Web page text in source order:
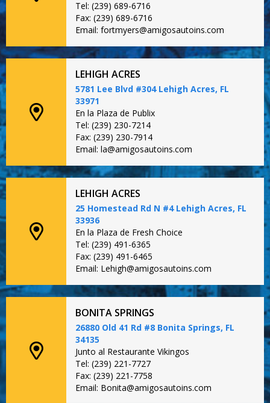
Tel: (239) 689-6716
Fax: (239) 689-6716
Email: fortmyers@amigosautoins.com
LEHIGH ACRES
5781 Lee Blvd #304 Lehigh Acres, FL
33971
En la Plaza de Publix
Tel: (239) 230-7214
Fax: (239) 230-7914
Email: la@amigosautoins.com
LEHIGH ACRES
25 Homestead Rd N #4 Lehigh Acres, FL
33936
En la Plaza de Fresh Choice
Tel: (239) 491-6365
Fax: (239) 491-6465
Email: Lehigh@amigosautoins.com
BONITA SPRINGS
26880 Old 41 Rd #8 Bonita Springs, FL
34135
Junto al Restaurante Vikingos
Tel: (239) 221-7727
Fax: (239) 221-7758
Email: Bonita@amigosautoins.com